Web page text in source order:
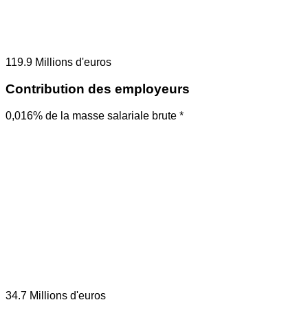
119.9 Millions d'euros
Contribution des employeurs
0,016% de la masse salariale brute *
34.7 Millions d'euros